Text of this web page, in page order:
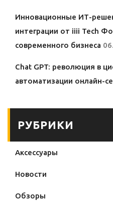
Инновационные ИТ-
интеграции от iiii Tech
современного бизнеса
Chat GPT: революция в
автоматизации онлайн-
РУБРИКИ
Аксессуары
Новости
Обзоры